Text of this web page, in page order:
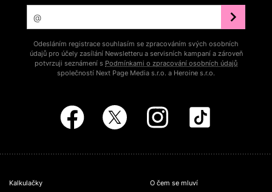
Odesláním registrace souhlasím se zpracováním svých osobních
údajů pro účely zasílání Newsletteru a servisních kampaní a zároveň
potvrzuji seznámení s Podmínkami o zpracování osobních údajů
společností Next Page Media s.r.o. a Heroine s.r.o.
Kalkulačky
O čem se mluví